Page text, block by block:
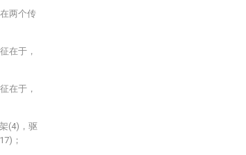
两个传
在于，
在于，
(4)，驱
；